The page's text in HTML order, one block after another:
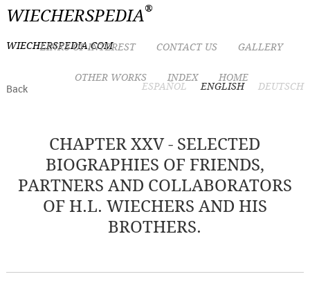
WIECHERSPEDIA®
WIECHERSPEDIA.COM
LINKS OF INTEREST CONTACT US GALLERY
OTHER WORKS INDEX HOME
DEUTSCH
ENGLISH
ESPAÑOL
Back
CHAPTER XXV - SELECTED
BIOGRAPHIES OF FRIENDS,
PARTNERS AND COLLABORATORS
OF H.L. WIECHERS AND HIS
BROTHERS.